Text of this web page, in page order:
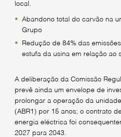
local.
Abandono total do carvão na
Grupo
Redução de 84% das
estufa da usina em relação ao
A deliberação da Comissão
prevê ainda um envelope de
prolongar a operação da
(ABR1) por 15 anos; o contrato
energia eléctrica foi
2027 para 2043.